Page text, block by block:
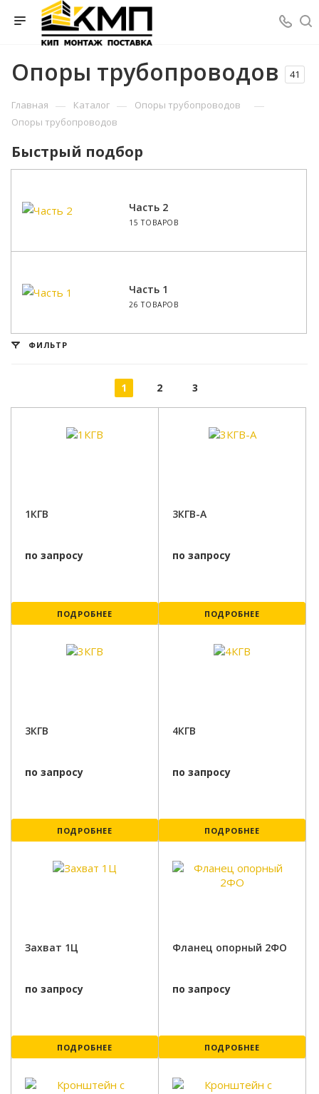
Опоры трубопроводов 41
Главная — Каталог — Опоры трубопроводов —
Опоры трубопроводов
Быстрый подбор
Часть 2
15 ТОВАРОВ
Часть 1
26 ТОВАРОВ
ФИЛЬТР
1 2 3
1КГВ
по запросу
ПОДРОБНЕЕ
3КГВ-А
по запросу
ПОДРОБНЕЕ
3КГВ
по запросу
ПОДРОБНЕЕ
4КГВ
по запросу
ПОДРОБНЕЕ
Захват 1Ц
по запросу
ПОДРОБНЕЕ
Фланец опорный 2ФО
по запросу
ПОДРОБНЕЕ